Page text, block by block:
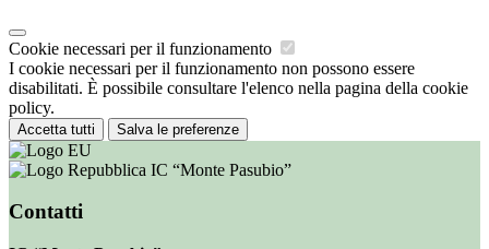
Cookie necessari per il funzionamento
I cookie necessari per il funzionamento non possono essere
disabilitati. È possibile consultare l'elenco nella pagina della cookie
policy.
Accetta tutti Salva le preferenze
IC “Monte Pasubio”
Contatti